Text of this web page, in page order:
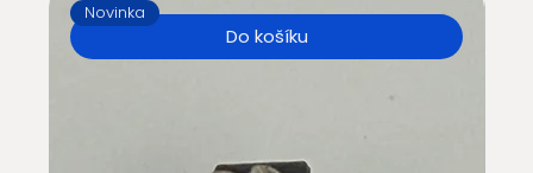
Do košíku
Novinka